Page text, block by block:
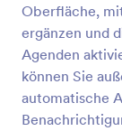
Oberfläche,
ergänzen und
Agenden
können Sie
automatische
Das Party-
Annahme
indem es
zentral in
Go to